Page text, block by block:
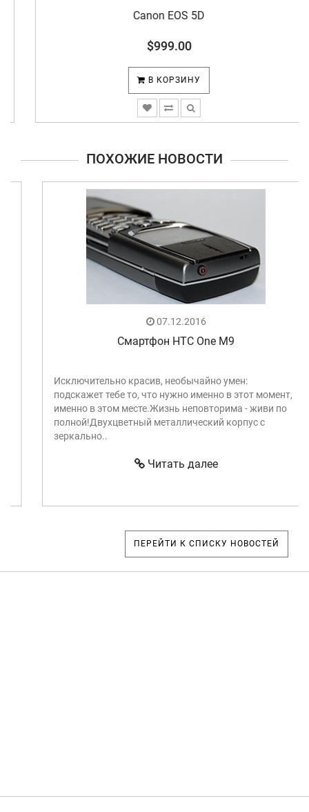
Canon EOS 5D
$999.00
В КОРЗИНУ
ПОХОЖИЕ НОВОСТИ
07.12.2016
Смартфон HTC One M9
Исключительно красив, необычайно умен:
подскажет тебе то, что нужно именно в этот момент,
именно в этом месте.Жизнь неповторима - живи по
полной!Двухцветный металлический корпус с
зеркально..
Читать далее
ПЕРЕЙТИ К СПИСКУ НОВОСТЕЙ